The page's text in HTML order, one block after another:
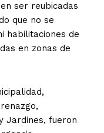
ser reubicadas
que no se
habilitaciones de
en zonas de
Jardines, fueron